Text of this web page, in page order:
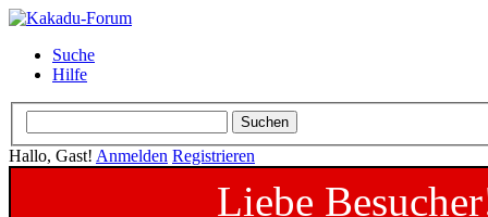
Suche
Hilfe
Hallo, Gast! Anmelden Registrieren
Liebe